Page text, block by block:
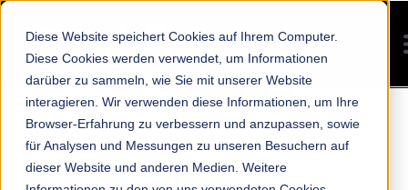
Diese Website speichert Cookies auf Ihrem Computer.
Diese Cookies werden verwendet, um Informationen
darüber zu sammeln, wie Sie mit unserer Website
interagieren. Wir verwenden diese Informationen, um Ihre
Browser-Erfahrung zu verbessern und anzupassen, sowie
für Analysen und Messungen zu unseren Besuchern auf
dieser Website und anderen Medien. Weitere